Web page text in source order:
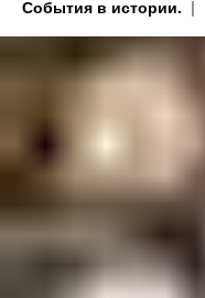
События в истории.